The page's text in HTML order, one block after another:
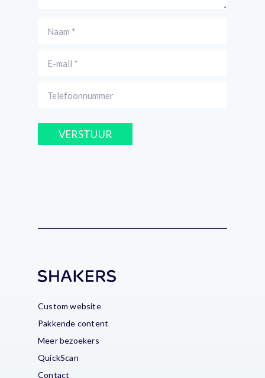
VERSTUUR
Custom website
Pakkende content
Meer bezoekers
QuickScan
Contact